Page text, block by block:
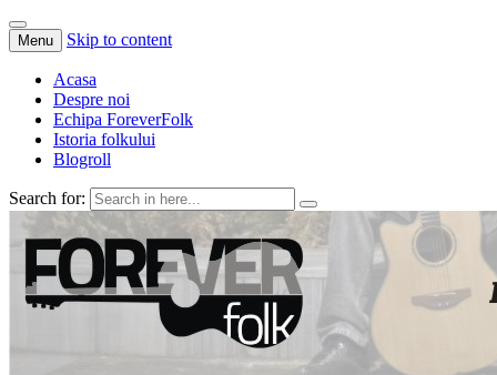
Menu Skip to content
Acasa
Despre noi
Echipa ForeverFolk
Istoria folkului
Blogroll
Search for:
ForeverFolk
Muzica sufletului tau